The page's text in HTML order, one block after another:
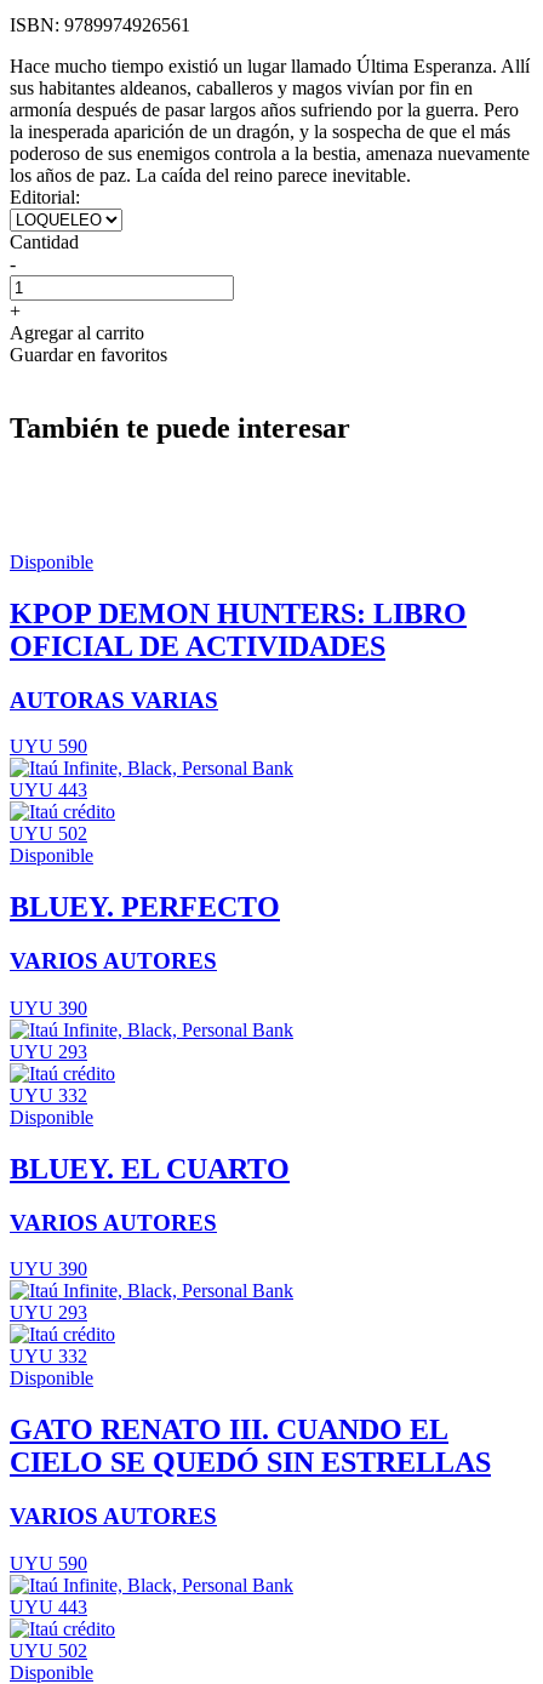
ISBN: 9789974926561
Hace mucho tiempo existió un lugar llamado Última Esperanza. Allí
sus habitantes aldeanos, caballeros y magos vivían por fin en
armonía después de pasar largos años sufriendo por la guerra. Pero
la inesperada aparición de un dragón, y la sospecha de que el más
poderoso de sus enemigos controla a la bestia, amenaza nuevamente
los años de paz. La caída del reino parece inevitable.
Editorial:
Cantidad
-
+
Agregar al carrito
Guardar en favoritos
También te puede interesar
Disponible
KPOP DEMON HUNTERS: LIBRO
OFICIAL DE ACTIVIDADES
AUTORAS VARIAS
UYU 590
UYU 443
UYU 502
Disponible
BLUEY. PERFECTO
VARIOS AUTORES
UYU 390
UYU 293
UYU 332
Disponible
BLUEY. EL CUARTO
VARIOS AUTORES
UYU 390
UYU 293
UYU 332
Disponible
GATO RENATO III. CUANDO EL
CIELO SE QUEDÓ SIN ESTRELLAS
VARIOS AUTORES
UYU 590
UYU 443
UYU 502
Disponible